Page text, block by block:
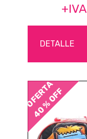
+IVA
DETALLE
OFERTA
40 % OFF